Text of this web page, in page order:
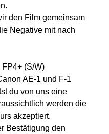
den Film gemeinsam
Negative mit nach
(S/W)
AE-1 und F-1
du von uns eine
werden die
akzeptiert.
Bestätigung den